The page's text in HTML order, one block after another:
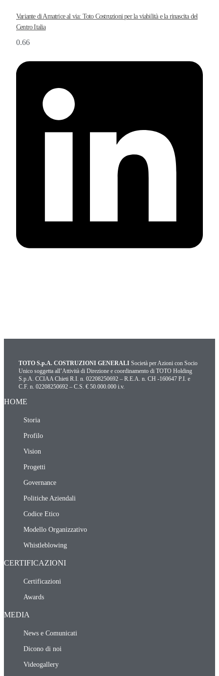
Variante di Amatrice al via: Toto Costruzioni per la viabilità e la rinascita del
Centro Italia
TOTO S.p.A. COSTRUZIONI GENERALI Società per Azioni con Socio
Unico soggetta all’Attività di Direzione e coordinamento di TOTO Holding
S.p.A. CCIAA Chieti R.I. n. 02208250692 – R.E.A. n. CH -160647 P.I. e
C.F. n. 02208250692 – C.S. € 50.000.000 i.v.
HOME
Storia
Profilo
Vision
Progetti
Governance
Politiche Aziendali
Codice Etico
Modello Organizzativo
Whistleblowing
CERTIFICAZIONI
Certificazioni
Awards
MEDIA
News e Comunicati
Dicono di noi
Videogallery